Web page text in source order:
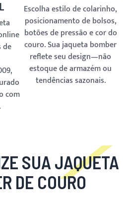
de
com
Escolha estilo de colarinho,
posicionamento de bolsos,
botões de pressão e cor do
couro. Sua jaqueta bomber
reflete seu design—não
estoque de armazém ou
tendências sazonais.
SUA JAQUETA
DE COURO